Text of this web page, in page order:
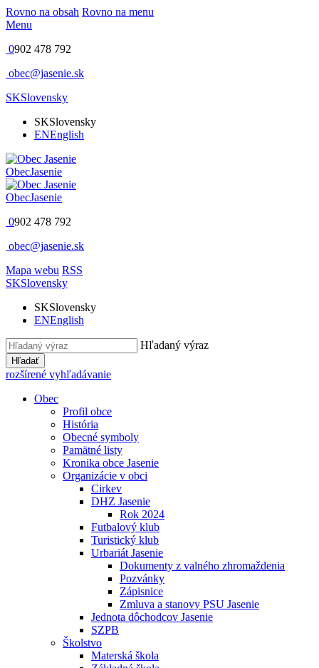
Rovno na obsah Rovno na menu
Menu
0902 478 792
obec@jasenie.sk
SKSlovensky
SKSlovensky
ENEnglish
ObecJasenie
ObecJasenie
0902 478 792
obec@jasenie.sk
Mapa webu RSS
SKSlovensky
SKSlovensky
ENEnglish
Hľadaný výraz
Hľadať
rozšírené vyhľadávanie
Obec
Profil obce
História
Obecné symboly
Pamätné listy
Kronika obce Jasenie
Organizácie v obci
Cirkev
DHZ Jasenie
Rok 2024
Futbalový klub
Turistický klub
Urbariát Jasenie
Dokumenty z valného zhromaždenia
Pozvánky
Zápisnice
Zmluva a stanovy PSU Jasenie
Jednota dôchodcov Jasenie
SZPB
Školstvo
Materská škola